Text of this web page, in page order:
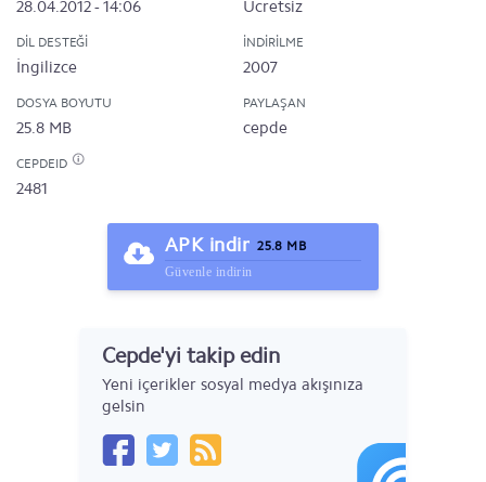
28.04.2012 - 14:06 Ücretsiz
DIL DESTEĞI
İngilizce
İNDIRILME
2007
DOSYA BOYUTU
25.8 MB
PAYLAŞAN
cepde
CEPDEID
2481
APK indir 25.8 MB
Güvenle indirin
Cepde'yi takip edin
Yeni içerikler sosyal medya akışınıza
gelsin